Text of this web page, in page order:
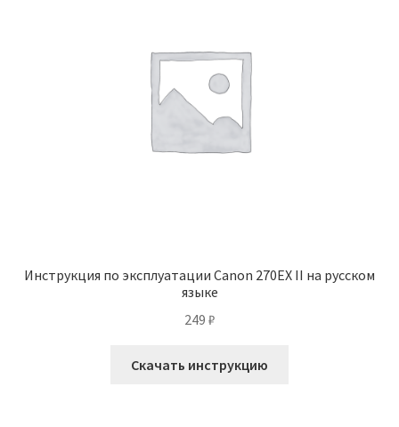
Инструкция по эксплуатации Canon 270EX II на русском
языке
249 ₽
Скачать инструкцию